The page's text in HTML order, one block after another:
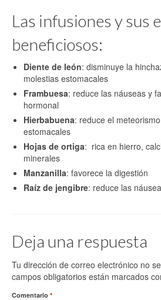
Las infusiones y sus
beneficiosos:
Diente de león: disminuye la
molestias estomacales
Frambuesa: reduce las náuseas y
hormonal
Hierbabuena: reduce el
estomacales
Hojas de ortiga: rica en hierro,
minerales
Manzanilla: favorece la digestión
Raíz de jengibre: reduce las
Deja una respuesta
Tu dirección de correo electrónico no
campos obligatorios están marcados
Comentario *